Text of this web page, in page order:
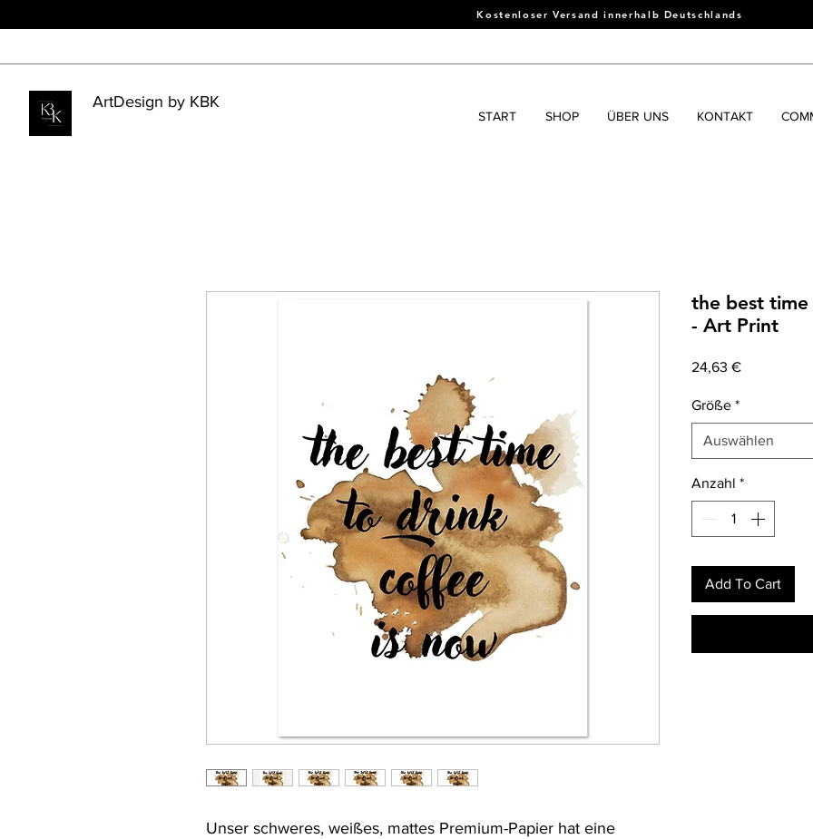
Kostenloser Versand innerhalb Deutschlands
ArtDesign by KBK
START SHOP ÜBER UNS KONTAKT
Unser schweres, weißes, mattes Premium-Papier hat eine
the best
- Art Print
24,63 €Preis
Größe *
Auswählen
Anzahl *
Add To Cart